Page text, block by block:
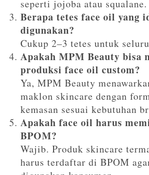
seperti jojoba atau squalane.
Berapa tetes face oil yang
digunakan?
Cukup 2–3 tetes untuk
Apakah MPM Beauty bisa
produksi face oil custom?
Ya, MPM Beauty
maklon skincare dengan
kemasan sesuai kebutuhan
Apakah face oil harus
BPOM?
Wajib. Produk skincare
harus terdaftar di BPOM